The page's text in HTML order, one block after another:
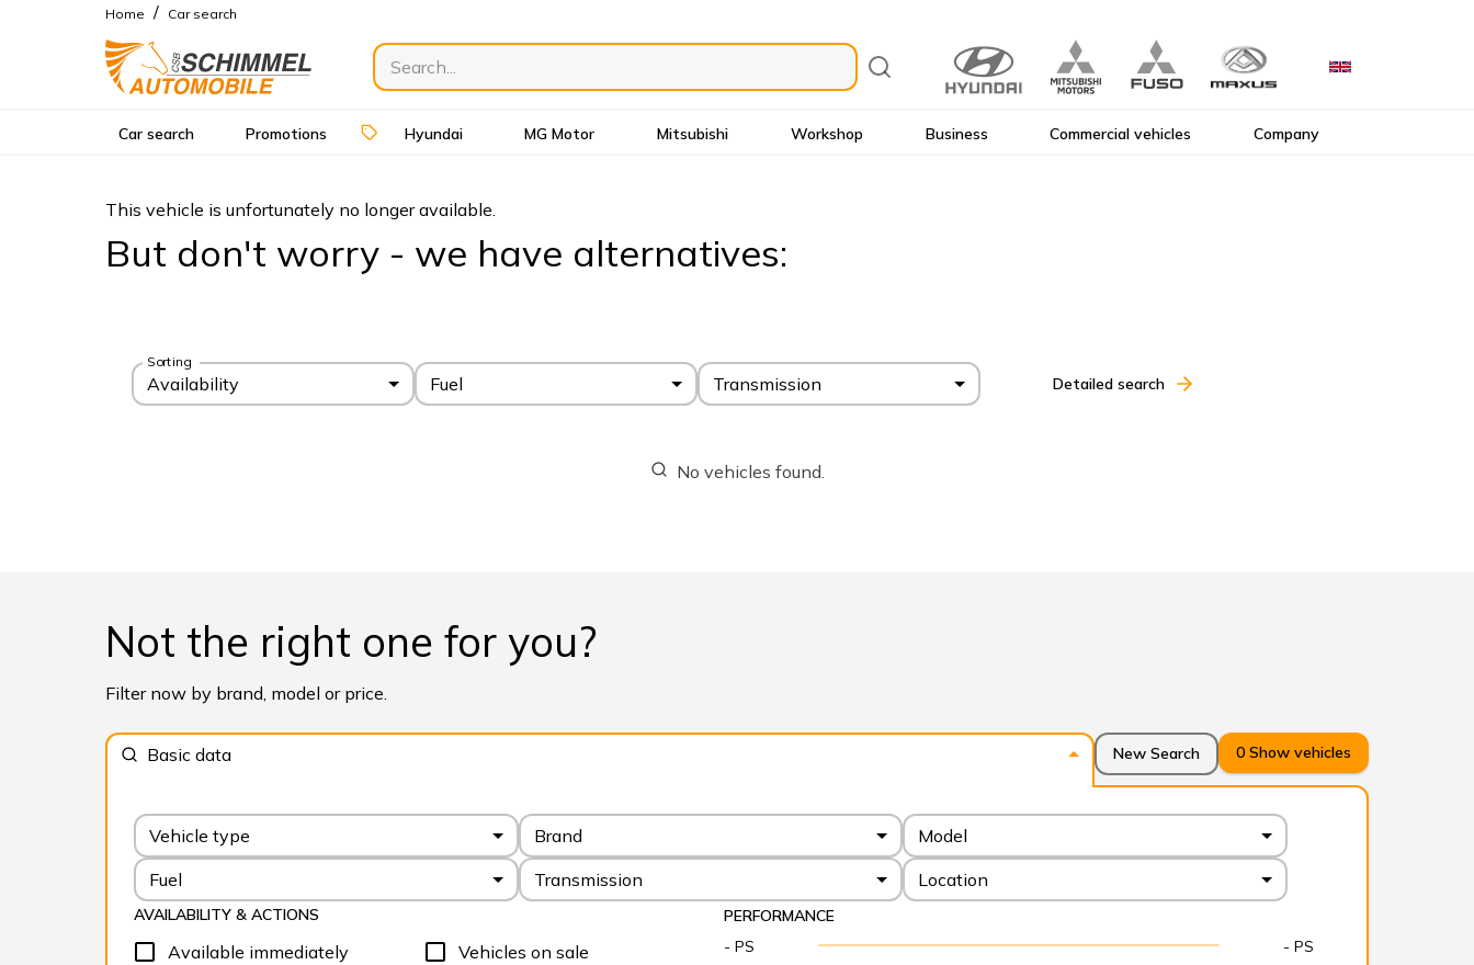
Home / Car search
Car search Promotions Hyundai MG Motor Mitsubishi Workshop Business Commercial vehicles Company
This vehicle is unfortunately no longer available.
But don't worry - we have alternatives:
Sorting
Availability Fuel Transmission Detailed search
No vehicles found.
Not the right one for you?
Filter now by brand, model or price.
Basic data New Search 0 Show vehicles
Vehicle type Brand
Model
Fuel
Transmission Location
AVAILABILITY & ACTIONS
Available immediately Vehicles on sale
PERFORMANCE
- PS
- PS